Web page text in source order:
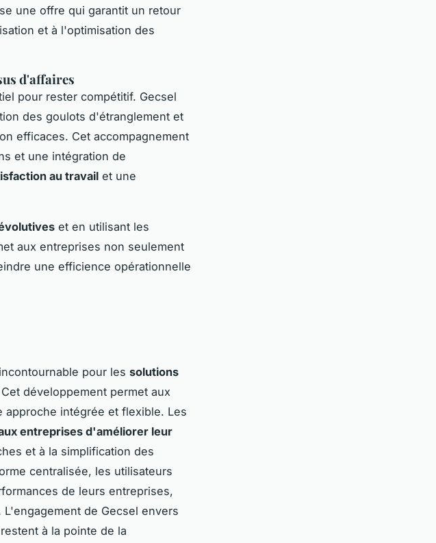
une offre qui garantit un retour
et à l'optimisation des
d'affaires
pour rester compétitif. Gecsel
des goulots d'étranglement et
efficaces. Cet accompagnement
et une intégration de
au travail et une
et en utilisant les
aux entreprises non seulement
une efficience opérationnelle
pour les solutions
développement permet aux
intégrée et flexible. Les
entreprises d'améliorer leur
et à la simplification des
centralisée, les utilisateurs
de leurs entreprises,
de Gecsel envers
à la pointe de la